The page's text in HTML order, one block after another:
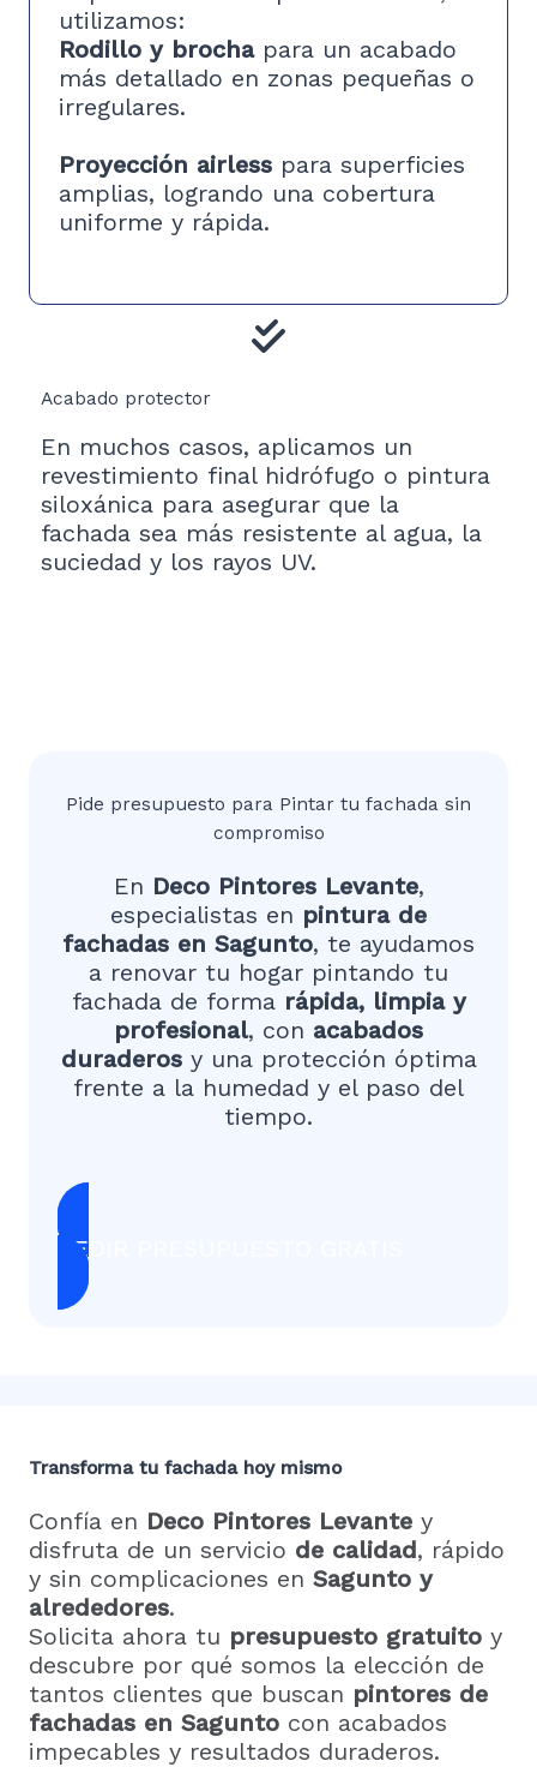
utilizamos:
Rodillo y brochapara un acabado
más detallado en zonas pequeñas o
irregulares.
Proyección airless para superficies
amplias, logrando una cobertura
uniforme y rápida.
Acabado protector
En muchos casos, aplicamos un
revestimiento final hidrófugo o pintura
siloxánica para asegurar que la
fachada sea más resistente al agua, la
suciedad y los rayos UV.
Pide presupuesto para Pintar tu fachada sin
compromiso
En Deco Pintores Levante,
especialistas en pintura de
fachadas en Sagunto, te ayudamos
a renovar tu hogar pintando tu
fachada de forma rápida, limpia y
profesional, con acabados
duraderosy una protección óptima
frente a la humedad y el paso del
tiempo.
PEDIR PRESUPUESTO GRATIS
Transforma tu fachada hoy mismo
Confía en Deco Pintores Levante y
disfruta de un servicio de calidad, rápido
y sin complicaciones en Sagunto y
alrededores.
Solicita ahora tu presupuesto gratuito y
descubre por qué somos la elección de
tantos clientes que buscan pintores de
fachadas en Sagunto con acabados
impecables y resultados duraderos.